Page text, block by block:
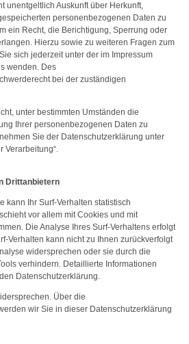
unentgeltlich Auskunft über Herkunft,
personenbezogenen Daten zu
ein Recht, die Berichtigung, Sperrung oder
Hierzu sowie zu weiteren Fragen zum
sich jederzeit unter der im Impressum
wenden. Des
bei der zuständigen
unter bestimmten Umständen die
Ihrer personenbezogenen Daten zu
Sie der Datenschutzerklärung unter
Verarbeitung“.
Drittanbietern
kann Ihr Surf-Verhalten statistisch
vor allem mit Cookies und mit
Die Analyse Ihres Surf-Verhaltens erfolgt
Verhalten kann nicht zu Ihnen zurückverfolgt
widersprechen oder sie durch die
verhindern. Detaillierte Informationen
Datenschutzerklärung.
Über die
wir Sie in dieser Datenschutzerklärung